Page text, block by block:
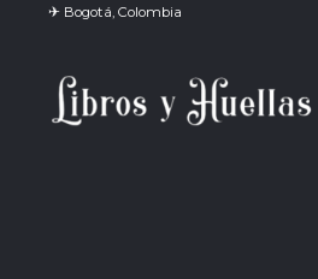
✈ Bogotá, Colombia